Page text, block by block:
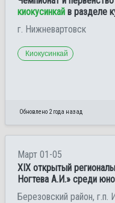
киокусинкай в разделе
г. Нижневартовск
Киокусинкай
Обновлено 2 года назад
Март 01-05
XIX открытый
Ногтева А.И.» среди
Березовский район, г.п.